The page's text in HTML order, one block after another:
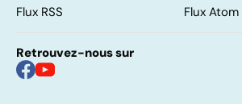
Flux RSS
Flux Atom
Retrouvez-nous sur